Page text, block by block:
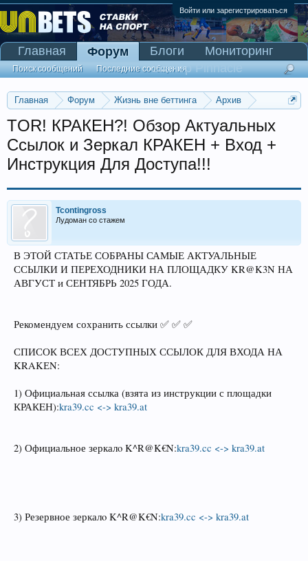
Войти или зарегистрироваться
Главная Форум Жизнь вне беттинга
Архив
TOR! КРАКЕH?! Обзор Актуальных
Ссылок и Зеркал КРАКЕH + Вход +
Инструкция Для Доступа!!!
Tcontingross
Лудоман со стажем
В ЭТОЙ СТАТЬЕ СОБРАНЫ САМЫЕ АКТУАЛЬНЫЕ
ССЫЛКИ И ПЕРЕХОДНИКИ НА ПЛОЩАДКУ KR@K3N НА
АВГУСТ и СЕНТЯБРЬ 2025 ГОДА.
Рекомендуем сохранить ссылки ✅ ✅ ✅
СПИСОК ВСЕХ ДОСТУПНЫХ ССЫЛОК ДЛЯ ВХОДА НА
KRAKЕN:
1) Официальная ссылка (взята из инструкции с площадки
КРАКEН):kra39.cc <-> kra39.at
2) Официальное зеркалo K^R@K€N:kra39.cc <-> kra39.at
3) Резервное зеркалo K^R@K€N:kra39.cc <-> kra39.at
Главная Форум
Поиск сообщений Последние сообщения
Блоги
Мониторинг
Сканер Pinnacle